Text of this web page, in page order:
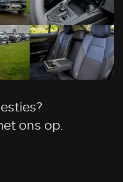
ons op.